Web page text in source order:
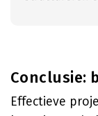
Conclusie:
Effectieve